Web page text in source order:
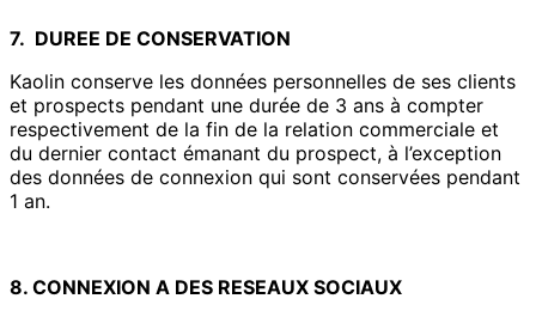
7. DUREE DE CONSERVATION
Kaolin conserve les données personnelles de ses clients
et prospects pendant une durée de 3 ans à compter
respectivement de la fin de la relation commerciale et
du dernier contact émanant du prospect, à l’exception
des données de connexion qui sont conservées pendant
1 an.
8. CONNEXION A DES RESEAUX SOCIAUX